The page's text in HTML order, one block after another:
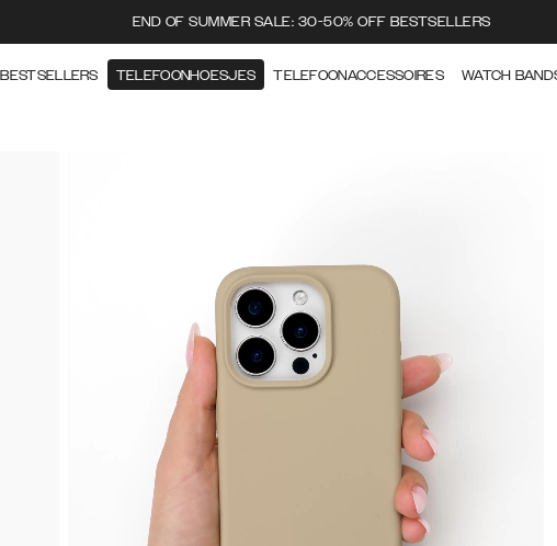
END OF SUMMER SALE: 30-50% OFF BESTSELLERS
BESTSELLERS TELEFOONHOESJES TELEFOONACCESSOIRES WATCH